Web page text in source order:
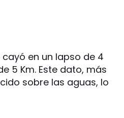
cayó en un lapso de 4
5 Km. Este dato, más
sobre las aguas, lo